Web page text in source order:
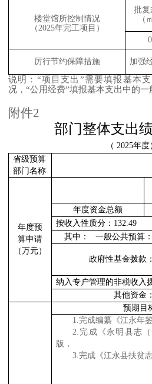
楼堂馆所控制情况
（2025年完工项目）
批复
（
0
厉行节约保障措施 加强
说明： “项目支出 ”需要填报基本
况， “公用经费”填报基本支出中的一
附件2
部门整体支出
（ 2025年度
省级预算
部门名称
年度预
算申请
（万元）
年度资金总额
按收入性质分： 132.49
其中：
一般公共预算：
政府性基金拨款：
纳入专户管理的非税收入
其他资金：
预期目
1.完成编纂《江永年
2.完成《永明县志
版，
3.完成《江永县扶贫